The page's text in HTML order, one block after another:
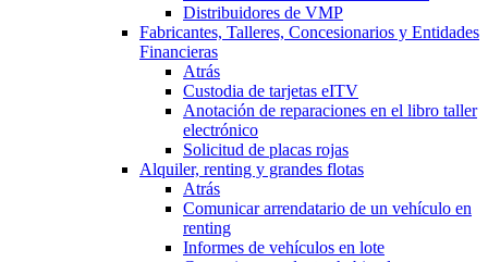
Distribuidores de VMP
Fabricantes, Talleres, Concesionarios y Entidades
Financieras
Atrás
Custodia de tarjetas eITV
Anotación de reparaciones en el libro taller
electrónico
Solicitud de placas rojas
Alquiler, renting y grandes flotas
Atrás
Comunicar arrendatario de un vehículo en
renting
Informes de vehículos en lote